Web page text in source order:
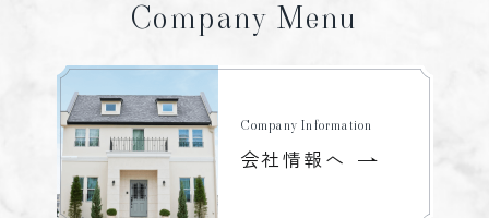
Company Menu
Company Information
会社情報へ